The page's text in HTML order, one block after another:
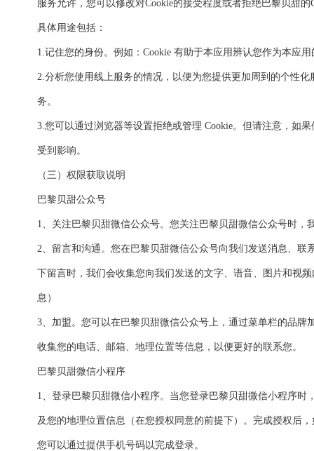
服务允许，您可以修改对Cookie的接受程度或者拒绝巴黎贝甜的
具体用途包括：
1.记住您的身份。例如：Cookie 有助于本应用辨认您作为本应
2.分析您使用线上服务的情况，以便为您提供更加周到的个性
务。
3.您可以通过浏览器等设置拒绝或管理 Cookie。但请注意，如
受到影响。
（三）权限获取说明
巴黎贝甜公众号
1、关注巴黎贝甜微信公众号。您关注巴黎贝甜微信公众号时，
2、留言和沟通。您在巴黎贝甜微信公众号向我们发送消息、联
下留言时，我们会收集您向我们发送的文字、语音、图片和视
息）
3、加盟。您可以在巴黎贝甜微信公众号上，通过菜单栏的品牌
收集您的电话、邮箱、地理位置等信息，以便更好的联系您。
巴黎贝甜微信小程序
1、登录巴黎贝甜微信小程序。当您登录巴黎贝甜微信小程序时
及您的地理位置信息（在您授权同意的前提下）。完成授权后
您可以通过提供手机号码以完成登录。